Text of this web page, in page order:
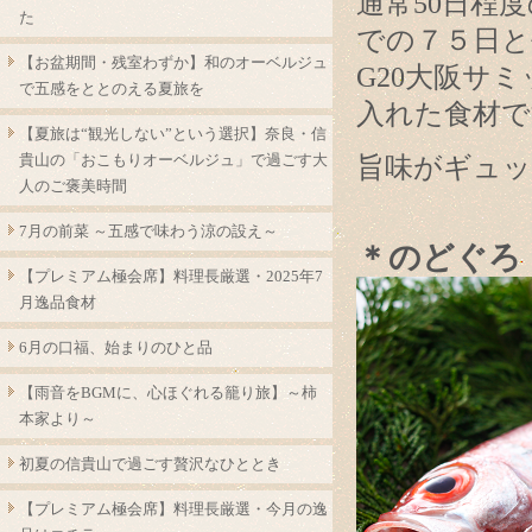
での７５日
G20大阪サ
入れた食材
旨味がギュ
＊のどぐろ
た
【お盆期間・残室わずか】和のオーベルジュ
で五感をととのえる夏旅を
【夏旅は“観光しない”という選択】奈良・信
貴山の「おこもりオーベルジュ」で過ごす大
人のご褒美時間
7月の前菜 ～五感で味わう涼の設え～
【プレミアム極会席】料理長厳選・2025年7
月逸品食材
6月の口福、始まりのひと品
【雨音をBGMに、心ほぐれる籠り旅】～柿
本家より～
初夏の信貴山で過ごす贅沢なひととき
【プレミアム極会席】料理長厳選・今月の逸